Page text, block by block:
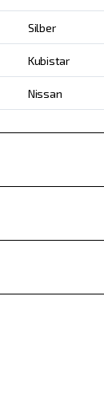
Silber
Kubistar
Nissan